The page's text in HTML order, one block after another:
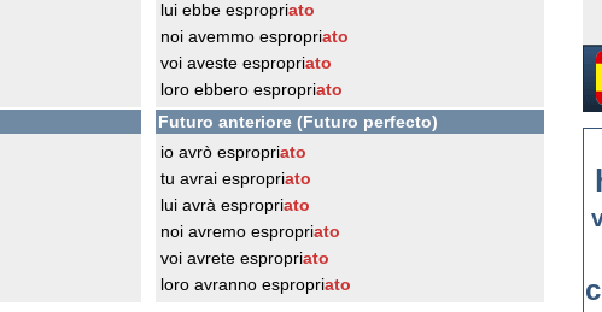
lui ebbe espropriato
noi avemmo espropriato
voi aveste espropriato
loro ebbero espropriato
Futuro anteriore (Futuro perfecto)
io avrò espropriato
tu avrai espropriato
lui avrà espropriato
noi avremo espropriato
voi avrete espropriato
loro avranno espropriato